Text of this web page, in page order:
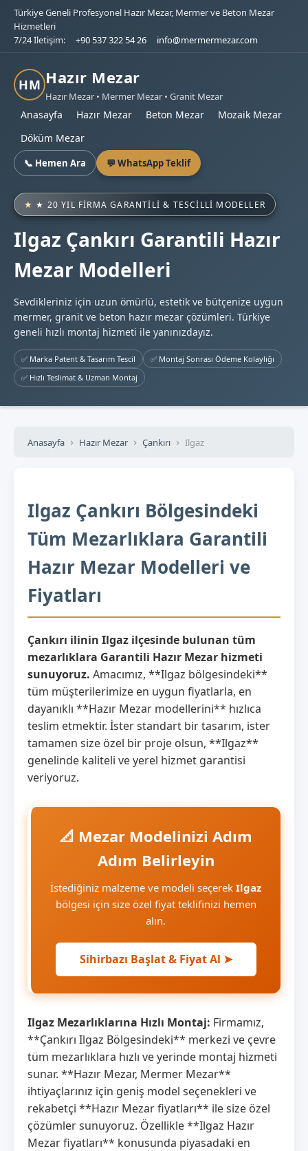
Türkiye Geneli Profesyonel Hazır Mezar, Mermer ve Beton Mezar
Hizmetleri
7/24 İletişim:
+90 537 322 54 26 info@mermermezar.com
HM Hazır Mezar
Hazır Mezar • Mermer Mezar • Granit Mezar
Anasayfa Hazır Mezar Beton Mezar
Mozaik Mezar
Döküm Mezar
📞 Hemen Ara 💬 WhatsApp Teklif
★ 20 YIL FIRMA GARANTILI & TESCILLI MODELLER
Ilgaz Çankırı Garantili Hazır
Mezar Modelleri
Sevdikleriniz için uzun ömürlü, estetik ve bütçenize uygun
mermer, granit ve beton hazır mezar çözümleri. Türkiye
geneli hızlı montaj hizmeti ile yanınızdayız.
✅ Marka Patent & Tasarım Tescil
✅ Montaj Sonrası Ödeme Kolaylığı
✅ Hızlı Teslimat & Uzman Montaj
Anasayfa Hazır Mezar Çankırı Ilgaz
Ilgaz Çankırı Bölgesindeki
Tüm Mezarlıklara Garantili
Hazır Mezar Modelleri ve
Fiyatları
Çankırı ilinin Ilgaz ilçesinde bulunan tüm
mezarlıklara Garantili Hazır Mezar hizmeti
sunuyoruz. Amacımız, **Ilgaz bölgesindeki**
tüm müşterilerimize en uygun fiyatlarla, en
dayanıklı **Hazır Mezar modellerini** hızlıca
teslim etmektir. İster standart bir tasarım, ister
tamamen size özel bir proje olsun, **Ilgaz**
genelinde kaliteli ve yerel hizmet garantisi
veriyoruz.
📐 Mezar Modelinizi Adım
Adım Belirleyin
İstediğiniz malzeme ve modeli seçerek Ilgaz
bölgesi için size özel fiyat teklifinizi hemen
alın.
Sihirbazı Başlat & Fiyat Al ➤
Ilgaz Mezarlıklarına Hızlı Montaj: Firmamız,
**Çankırı Ilgaz Bölgesindeki** merkezi ve çevre
tüm mezarlıklara hızlı ve yerinde montaj hizmeti
sunar. **Hazır Mezar, Mermer Mezar**
ihtiyaçlarınız için geniş model seçenekleri ve
rekabetçi **Hazır Mezar fiyatları** ile size özel
çözümler sunuyoruz. Özellikle **Ilgaz Hazır
Mezar fiyatları** konusunda piyasadaki en